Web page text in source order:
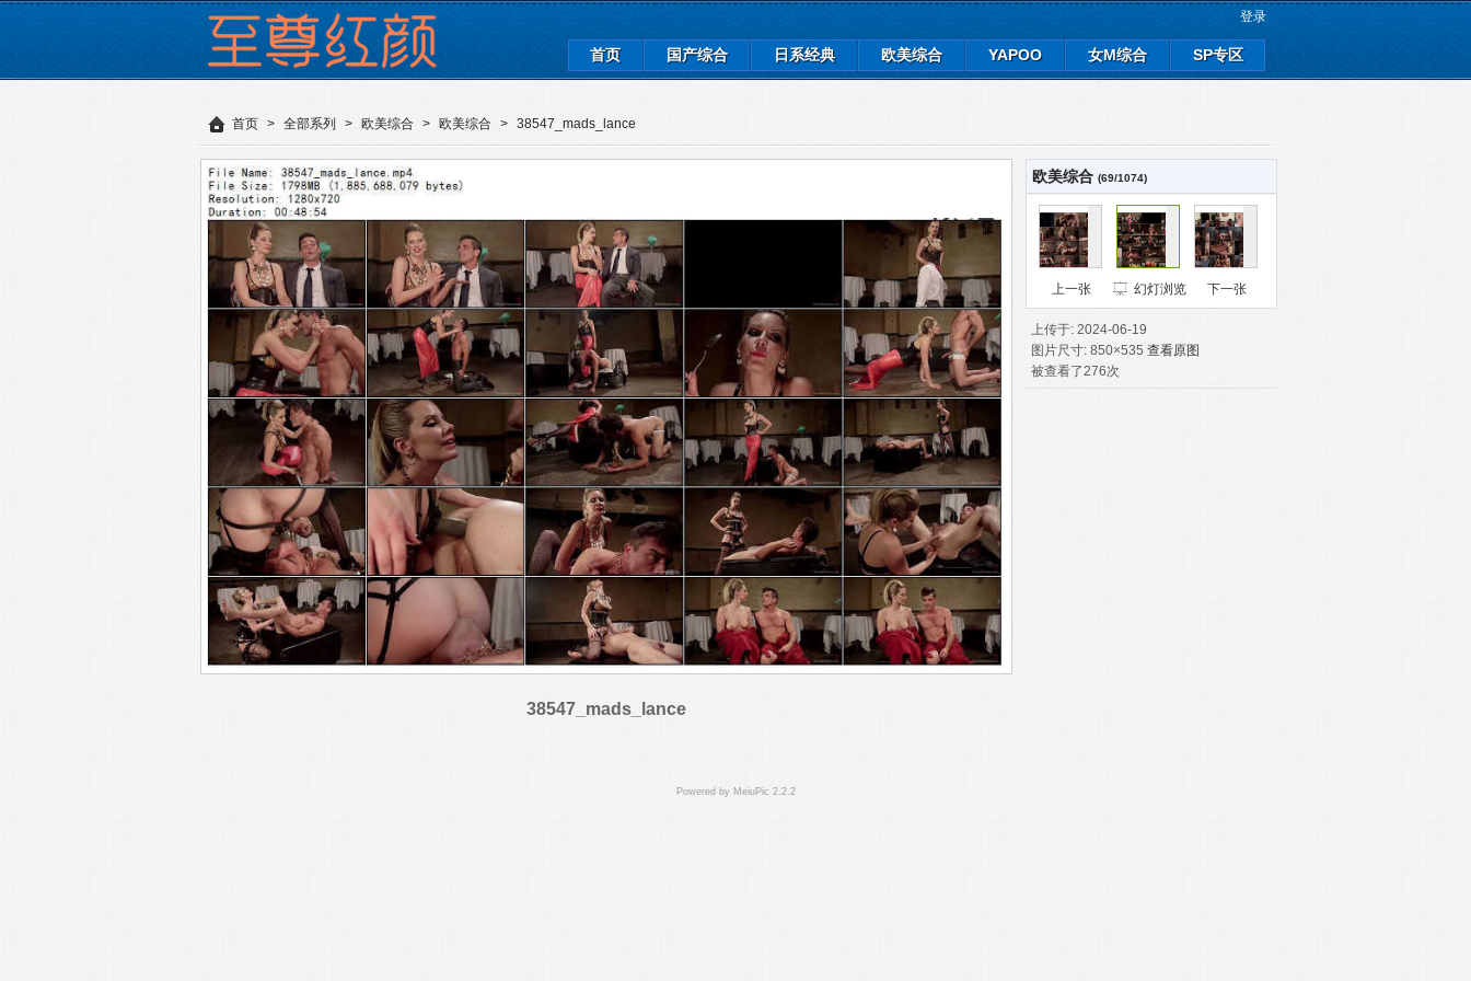
登录
首页 国产综合 日系经典 欧美综合 YAPOO 女M综合 SP专区
首页 > 全部系列 > 欧美综合 > 欧美综合 > 38547_mads_lance
38547_mads_lance
欧美综合 (69/1074)
上一张 幻灯浏览 下一张
上传于: 2024-06-19
图片尺寸: 850×535 查看原图
被查看了276次
Powered by MeiuPic 2.2.2